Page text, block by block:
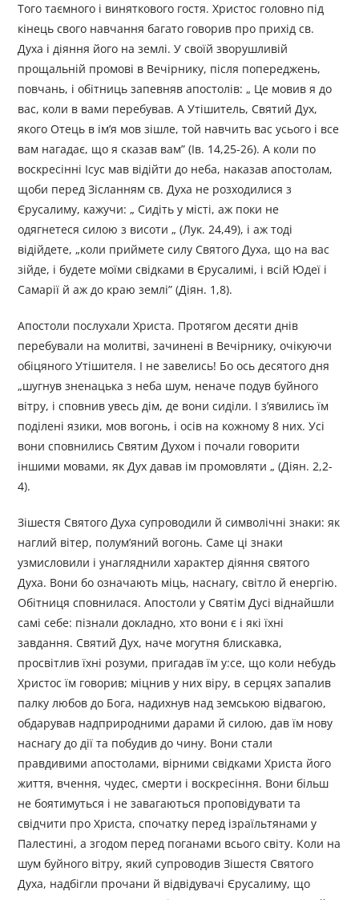
Того таємного і виняткового гостя. Христос головно під
кінець свого навчання багато говорив про прихід св.
Духа і діяння його на землі. У своїй зворушливій
прощальній промові в Вечірнику, після попереджень,
повчань, і обітниць запевняв апостолів: „ Це мовив я до
вас, коли в вами перебував. А Утішитель, Святий Дух,
якого Отець в ім’я мов зішле, той навчить вас усього і все
вам нагадає, що я сказав вам” (Ів. 14,25-26). А коли по
воскресінні Ісус мав відійти до неба, наказав апостолам,
щоби перед Зісланням св. Духа не розходилися з
Єрусалиму, кажучи: „ Сидіть у місті, аж поки не
одягнетеся силою з висоти „ (Лук. 24,49), і аж тоді
відійдете, „коли приймете силу Святого Духа, що на вас
зійде, і будете моїми свідками в Єрусалимі, і всій Юдеї і
Самарії й аж до краю землі” (Діян. 1,8).
Апостоли послухали Христа. Протягом десяти днів
перебували на молитві, зачинені в Вечірнику, очікуючи
обіцяного Утішителя. І не завелись! Бо ось десятого дня
„шугнув зненацька з неба шум, неначе подув буйного
вітру, і сповнив увесь дім, де вони сиділи. І з’явились їм
поділені язики, мов вогонь, і осів на кожному 8 них. Усі
вони сповнились Святим Духом і почали говорити
іншими мовами, як Дух давав ім промовляти „ (Діян. 2,2-
4).
Зішестя Святого Духа супроводили й символічні знаки: як
наглий вітер, полум’яний вогонь. Саме ці знаки
узмисловили і унагляднили характер діяння святого
Духа. Вони бо означають міць, наснагу, світло й енергію.
Обітниця сповнилася. Апостоли у Святім Дусі віднайшли
самі себе: пізнали докладно, хто вони є і які їхні
завдання. Святий Дух, наче могутня блискавка,
просвітлив їхні розуми, пригадав їм у:се, що коли небудь
Христос їм говорив; міцнив у них віру, в серцях запалив
палку любов до Бога, надихнув над земською відвагою,
обдарував надприродними дарами й силою, дав їм нову
наснагу до дії та побудив до чину. Вони стали
правдивими апостолами, вірними свідками Христа його
життя, вчення, чудес, смерти і воскресіння. Вони більш
не боятимуться і не завагаються проповідувати та
свідчити про Христа, спочатку перед ізраїльтянами у
Палестині, а згодом перед поганами всього світу. Коли на
шум буйного вітру, який супроводив Зішестя Святого
Духа, надбігли прочани й відвідувачі Єрусалиму, що